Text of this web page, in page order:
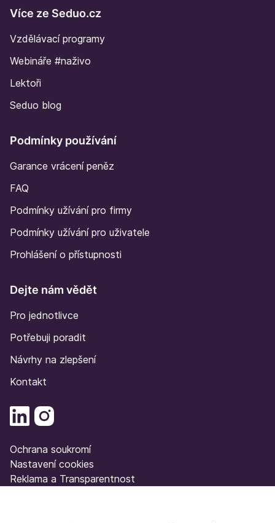
Více ze Seduo.cz
Vzdělávací programy
Webináře #naživo
Lektoři
Seduo blog
Podmínky používání
Garance vrácení peněz
FAQ
Podmínky užívání pro firmy
Podmínky užívání pro uživatele
Prohlášení o přístupnosti
Dejte nám vědět
Pro jednotlivce
Potřebuji poradit
Návrhy na zlepšení
Kontakt
Ochrana soukromí
Nastavení cookies
Reklama a Transparentnost